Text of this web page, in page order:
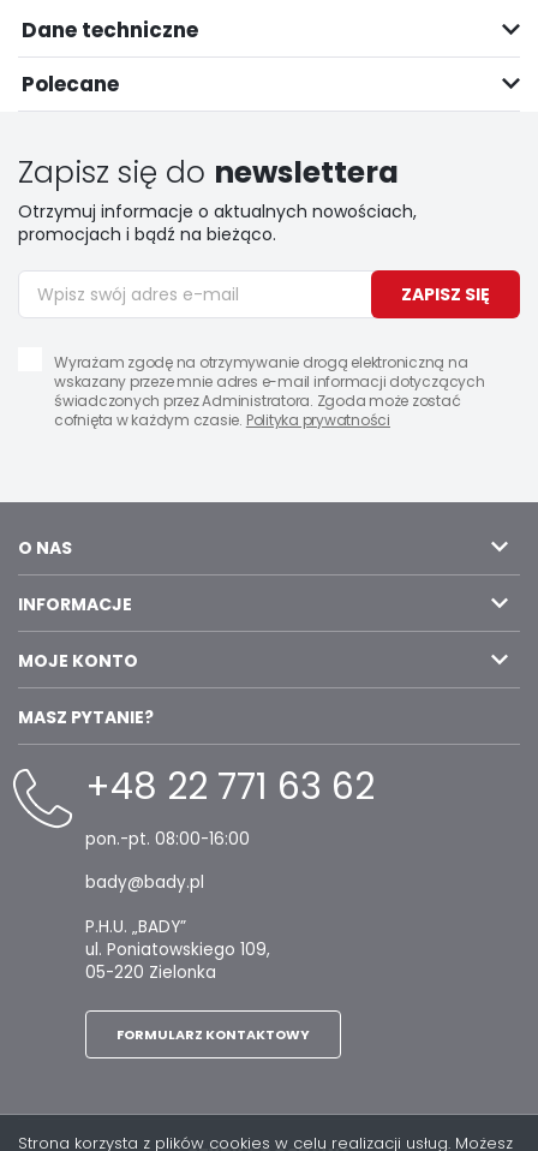
Dane techniczne
Polecane
Zapisz się do newslettera
Otrzymuj informacje o aktualnych nowościach,
promocjach i bądź na bieżąco.
ZAPISZ SIĘ
Wyrażam zgodę na otrzymywanie drogą elektroniczną na
wskazany przeze mnie adres e-mail informacji dotyczących
świadczonych przez Administratora. Zgoda może zostać
cofnięta w każdym czasie. Polityka prywatności
O NAS
INFORMACJE
MOJE KONTO
MASZ PYTANIE?
+48 22 771 63 62
pon.-pt. 08:00-16:00
bady@bady.pl
P.H.U. „BADY”
ul. Poniatowskiego 109,
05-220 Zielonka
FORMULARZ KONTAKTOWY
Strona korzysta z plików cookies w celu realizacji usług. Możesz